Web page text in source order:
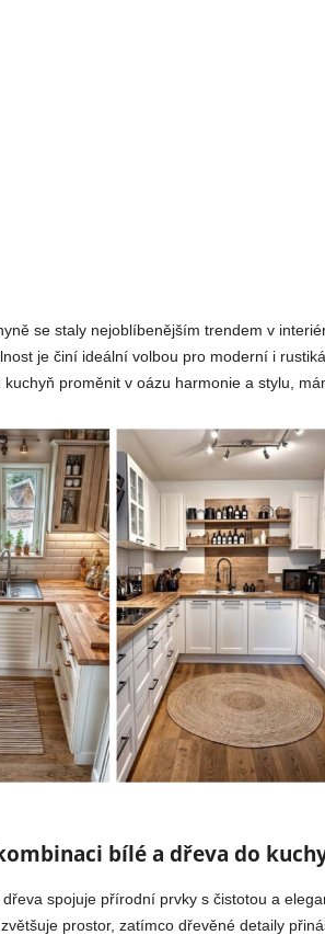
se staly nejoblíbenějším trendem v
je činí ideální volbou pro moderní i
kuchyň proměnit v oázu harmonie a stylu,
bílé a dřeva do
spojuje přírodní prvky s čistotou a
prostor, zatímco dřevěné detaily